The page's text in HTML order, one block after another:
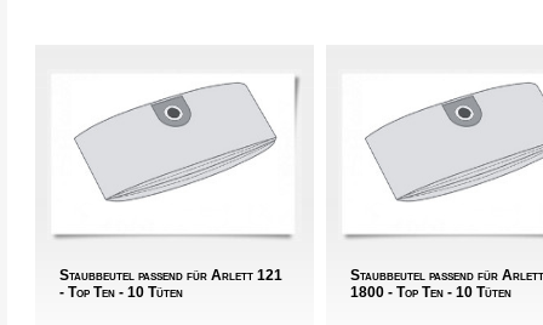
Staubbeutel passend für Arlett 121
- Top Ten - 10 Tüten
Staubbeutel passend für
1800 - Top Ten - 10 Tüten